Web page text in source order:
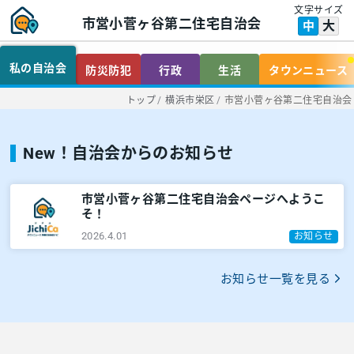
市営小菅ヶ谷第二住宅自治会
文字サイズ
中 大
私の自治会 防災防犯 行政 生活 タウンニュース
トップ / 横浜市栄区 / 市営小菅ヶ谷第二住宅自治会
New！自治会からのお知らせ
市営小菅ヶ谷第二住宅自治会ページへようこ
そ！
2026.4.01 お知らせ
お知らせ一覧を見る